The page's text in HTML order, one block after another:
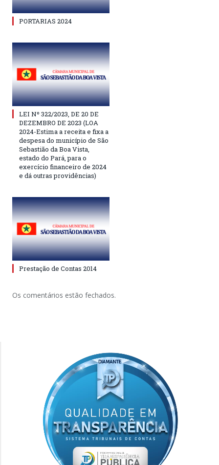
PORTARIAS 2024
LEI Nº 322/2023, DE 20 DE
DEZEMBRO DE 2023 (LOA
2024-Estima a receita e fixa a
despesa do município de São
Sebastião da Boa Vista,
estado do Pará, para o
exercício financeiro de 2024
e dá outras providências)
Prestação de Contas 2014
Os comentários estão fechados.